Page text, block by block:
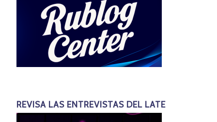
REVISA LAS ENTREVISTAS DEL LATE